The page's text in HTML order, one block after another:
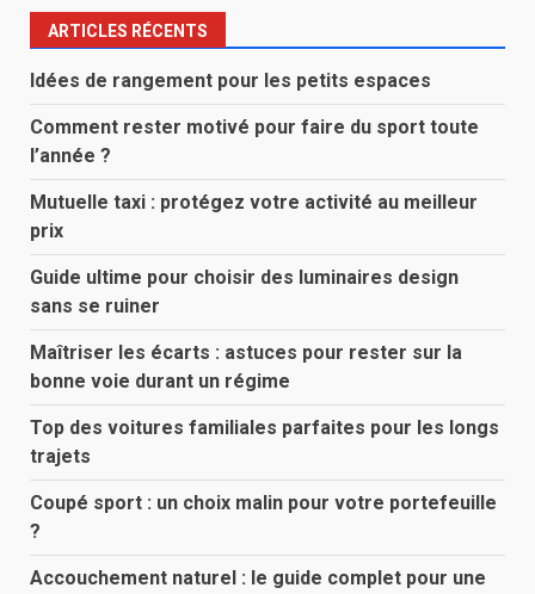
ARTICLES RÉCENTS
Idées de rangement pour les petits espaces
Comment rester motivé pour faire du sport toute
l’année ?
Mutuelle taxi : protégez votre activité au meilleur
prix
Guide ultime pour choisir des luminaires design
sans se ruiner
Maîtriser les écarts : astuces pour rester sur la
bonne voie durant un régime
Top des voitures familiales parfaites pour les longs
trajets
Coupé sport : un choix malin pour votre portefeuille
?
Accouchement naturel : le guide complet pour une